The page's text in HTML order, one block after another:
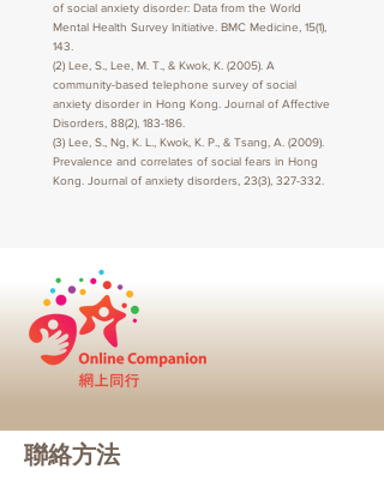
of social anxiety disorder: Data from the World
Mental Health Survey Initiative. BMC Medicine, 15(1),
143.
(2) Lee, S., Lee, M. T., & Kwok, K. (2005). A
community-based telephone survey of social
anxiety disorder in Hong Kong. Journal of Affective
Disorders, 88(2), 183-186.
(3) Lee, S., Ng, K. L., Kwok, K. P., & Tsang, A. (2009).
Prevalence and correlates of social fears in Hong
Kong. Journal of anxiety disorders, 23(3), 327-332.
聯絡方法